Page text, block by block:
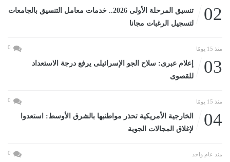
02
تنسيق المرحلة الأولى 2026.. خدمات معامل التنسيق بالجامعات
لتسجيل الرغبات مجانا
منذ 15 يومًا 0
03
إعلام عبرى: سلاح الجو الإسرائيلى يرفع درجة الاستعداد
للقصوى
منذ 15 يومًا 0
04
الخارجية الأمريكية تحذر مواطنيها بالشرق الأوسط: استعدوا
لإغلاق المجالات الجوية
منذ عام واحد 0